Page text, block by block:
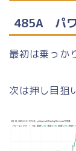
485A パワ
最初は乗っか
次は押し目狙